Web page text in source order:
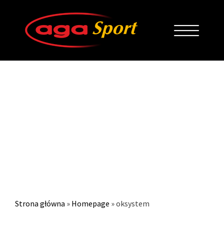
Strona główna » Homepage »oksystem